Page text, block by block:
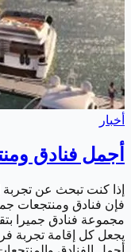
أخبار
أجمل فنادق
إذا كنت تبحث عن تجربة
فإن فنادق ومنتجعات
مجموعة فنادق جميرا
يجعل كل إقامة تجربة